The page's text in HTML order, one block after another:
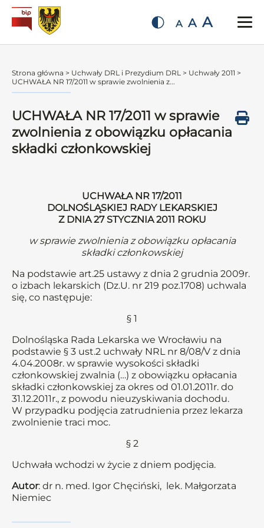
A A A
Strona główna > Uchwały DRL i Prezydium DRL > Uchwały 2011 >
UCHWAŁA NR 17/2011 w sprawie zwolnienia z...
UCHWAŁA NR 17/2011 w sprawie
zwolnienia z obowiązku opłacania
składki członkowskiej
UCHWAŁA NR 17/2011
DOLNOŚLĄSKIEJ RADY LEKARSKIEJ
Z DNIA 27 STYCZNIA 2011 ROKU
w sprawie zwolnienia z obowiązku opłacania
składki członkowskiej
Na podstawie art.25 ustawy z dnia 2 grudnia 2009r.
o izbach lekarskich (Dz.U. nr 219 poz.1708) uchwala
się, co następuje:
§ 1
Dolnośląska Rada Lekarska we Wrocławiu na
podstawie § 3 ust.2 uchwały NRL nr 8/08/V z dnia
4.04.2008r. w sprawie wysokości składki
członkowskiej zwalnia (…) z obowiązku opłacania
składki członkowskiej za okres od 01.01.2011r. do
31.12.2011r., z powodu nieuzyskiwania dochodu.
W przypadku podjęcia zatrudnienia przez lekarza
zwolnienie traci moc.
§ 2
Uchwała wchodzi w życie z dniem podjęcia.
Autor: dr n. med. Igor Chęciński, lek. Małgorzata
Niemiec